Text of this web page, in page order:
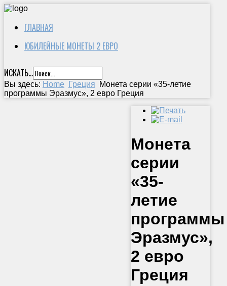
ГЛАВНАЯ
ЮБИЛЕЙНЫЕ МОНЕТЫ 2 ЕВРО
ИСКАТЬ...
Вы здесь: Home Греция
Монета серии «35-летие
программы Эразмус», 2 евро Греция
Монета
серии
«35-
летие
программы
Эразмус»,
2 евро
Греция